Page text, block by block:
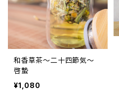
和香草茶～二十四節気～
啓蟄
¥1,080